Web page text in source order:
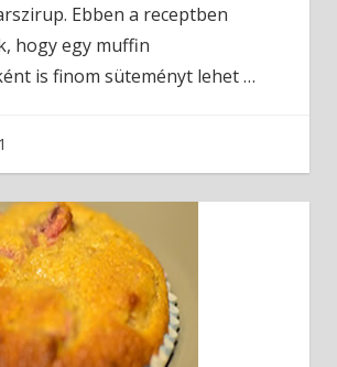
Ebben a receptben
hogy egy muffin
is finom süteményt lehet…